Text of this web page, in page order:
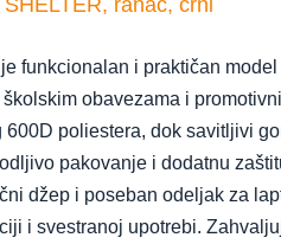
funkcionalan i praktičan
obavezama i
600D poliestera, dok savitljivi
pakovanje i dodatnu
džep i poseban odeljak za
i svestranoj upotrebi.